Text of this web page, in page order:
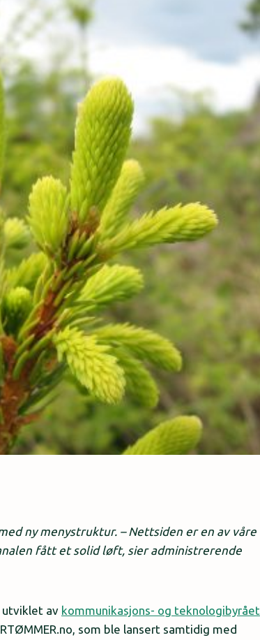
ny menystruktur. – Nettsiden er en av våre
fått et solid løft, sier administrerende
utviklet av kommunikasjons- og teknologibyrået
som ble lansert samtidig med